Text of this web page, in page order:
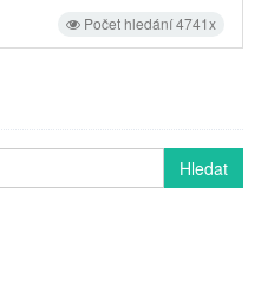
Počet hledání 4741x
Hledat